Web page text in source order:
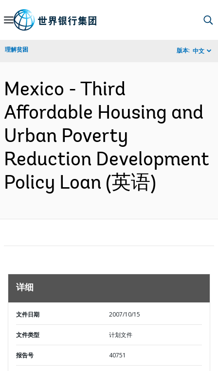
Skip
Navigation
理解贫困 版本: 中文
Mexico - Third
Affordable Housing and
Urban Poverty
Reduction Development
Policy Loan (英语)
详细
文件日期 2007/10/15
文件类型 计划文件
报告号 40751